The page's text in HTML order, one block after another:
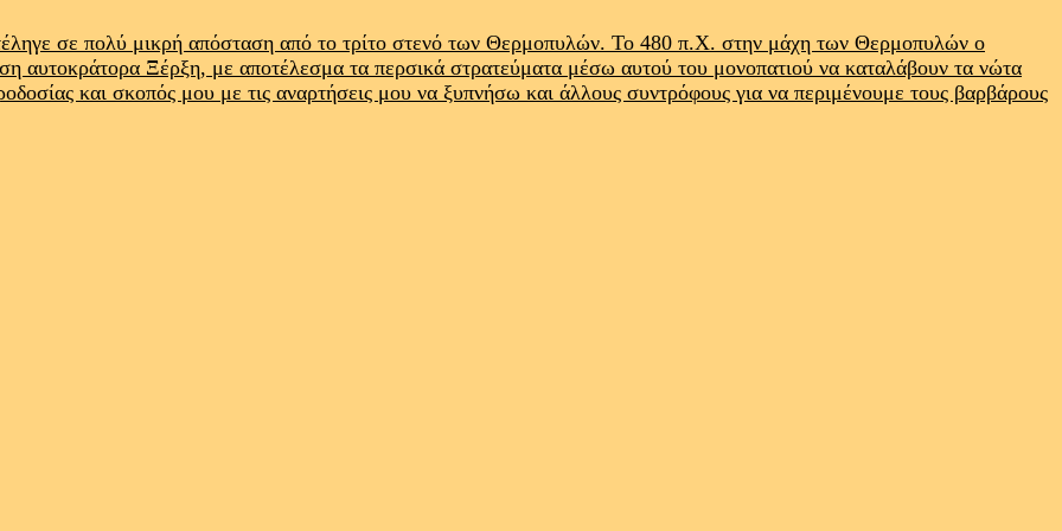
σε πολύ μικρή απόσταση από το τρίτο στενό των Θερμοπυλών. Το 480 π.Χ. στην μάχη των Θερμοπυλών ο
αυτοκράτορα Ξέρξη, με αποτέλεσμα τα περσικά στρατεύματα μέσω αυτού του μονοπατιού να καταλάβουν τα νώτα
και σκοπός μου με τις αναρτήσεις μου να ξυπνήσω και άλλους συντρόφους για να περιμένουμε τους βαρβάρους